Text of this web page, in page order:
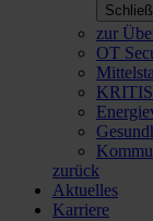
zur
OT
KRITIS
zurück
Aktuelles
Karriere